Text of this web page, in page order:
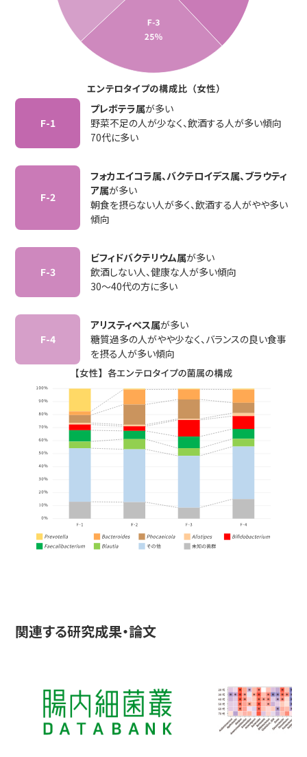
F-1
プレボテラ属が多い
野菜不足の人が少なく、飲酒する人が多い傾向
70代に多い
F-2
フォカエイコラ属、バクテロイデス属、ブラウティ
ア属が多い
朝食を摂らない人が多く、飲酒する人がやや多い
傾向
F-3
ビフィドバクテリウム属が多い
飲酒しない人、健康な人が多い傾向
30～40代の方に多い
F-4
アリスティペス属が多い
糖質過多の人がやや少なく、バランスの良い食事
を摂る人が多い傾向
関連する研究成果・論文